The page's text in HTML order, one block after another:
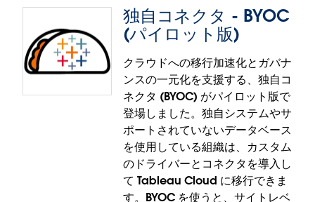
Tableau Prep: サービスとして
の Hyper
サービスとしての Hyper で、大きな Prep フローの
処理が効率化されます。Tableau Prep で、フロープ
ロセッサ (Minerva) と Hyper が異なるポッドに分離
されるようになり、複数サービスの独立した拡張と
導入が実現。それによって、障害の切り分けやリソ
ースの効果的な割り当てが簡単になり、メモリ制限
に伴うフローの失敗を大幅に抑えることができま
独自コネクタ - BYOC
(パイロット版)
クラウドへの移行加速化とガバナ
ンスの一元化を支援する、独自コ
ネクタ (BYOC) がパイロット版で
登場しました。独自システムやサ
ポートされていないデータベース
を使用している組織は、カスタム
のドライバーとコネクタを導入し
て Tableau Cloud に移行できま
す。BYOC を使うと、サイトレベ